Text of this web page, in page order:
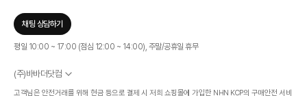
채팅 상담하기
평일 10:00 ~ 17:00 (점심 12:00 ~ 14:00), 주말/공휴일 휴무
(주)바바더닷컴
서울특별시 서초구 신반포로 339, 논현빌딩 (대표이사 : 문인식)
고객님은 안전거래를 위해 현금 등으로 결제 시 저희 쇼핑몰에 가입한 NHN KCP의 구매안전 서비